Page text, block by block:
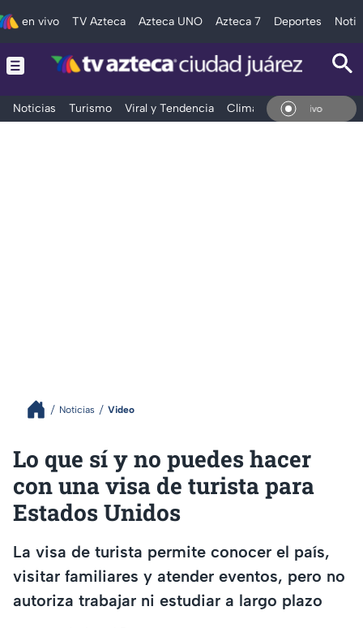
en vivo TV Azteca Azteca UNO Azteca 7 Deportes
Noticias Turismo Viral y Tendencia Clima Deportes
En Vivo
Noticias Video
Lo que sí y no puedes hacer
con una visa de turista para
Estados Unidos
La visa de turista permite conocer el país,
visitar familiares y atender eventos, pero no
autoriza trabajar ni estudiar a largo plazo